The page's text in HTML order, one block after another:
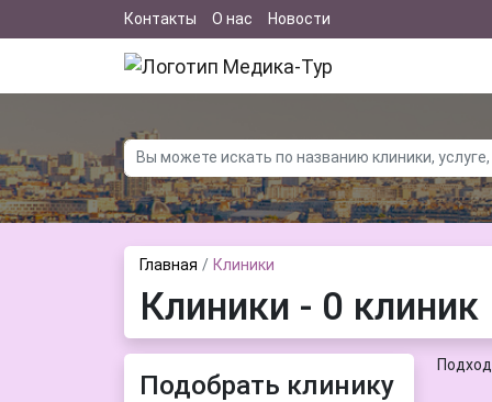
Контакты О нас Новости
Главная Клиники
Клиники - 0 клиник
Подобрать клинику